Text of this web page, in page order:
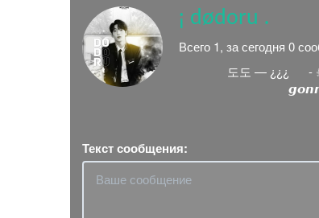
ㅤㅤ¡ dødoru .
Всего 1, за сегодня 0
도도 — ¿¿¿ - ☠
𝙜𝙤𝙣𝙣𝙖
Текст сообщения: